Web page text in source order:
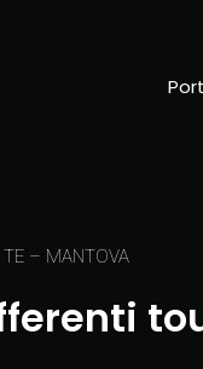
TE – MANTOVA